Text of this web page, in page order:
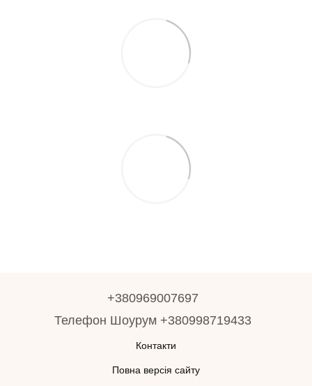
+380969007697
Телефон Шоурум +380998719433
Контакти
Повна версія сайту